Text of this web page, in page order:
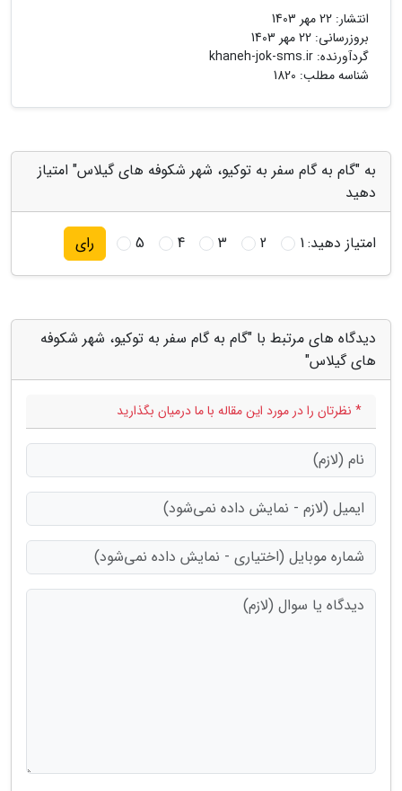
انتشار: 22 مهر 1403
بروزرسانی: 22 مهر 1403
گردآورنده: khaneh-jok-sms.ir
شناسه مطلب: 1820
به "گام به گام سفر به توکیو، شهر شکوفه های گیلاس" امتیاز
دهید
امتیاز دهید:1
2
3
4
5 رای
دیدگاه های مرتبط با "گام به گام سفر به توکیو، شهر شکوفه
های گیلاس"
* نظرتان را در مورد این مقاله با ما درمیان بگذارید